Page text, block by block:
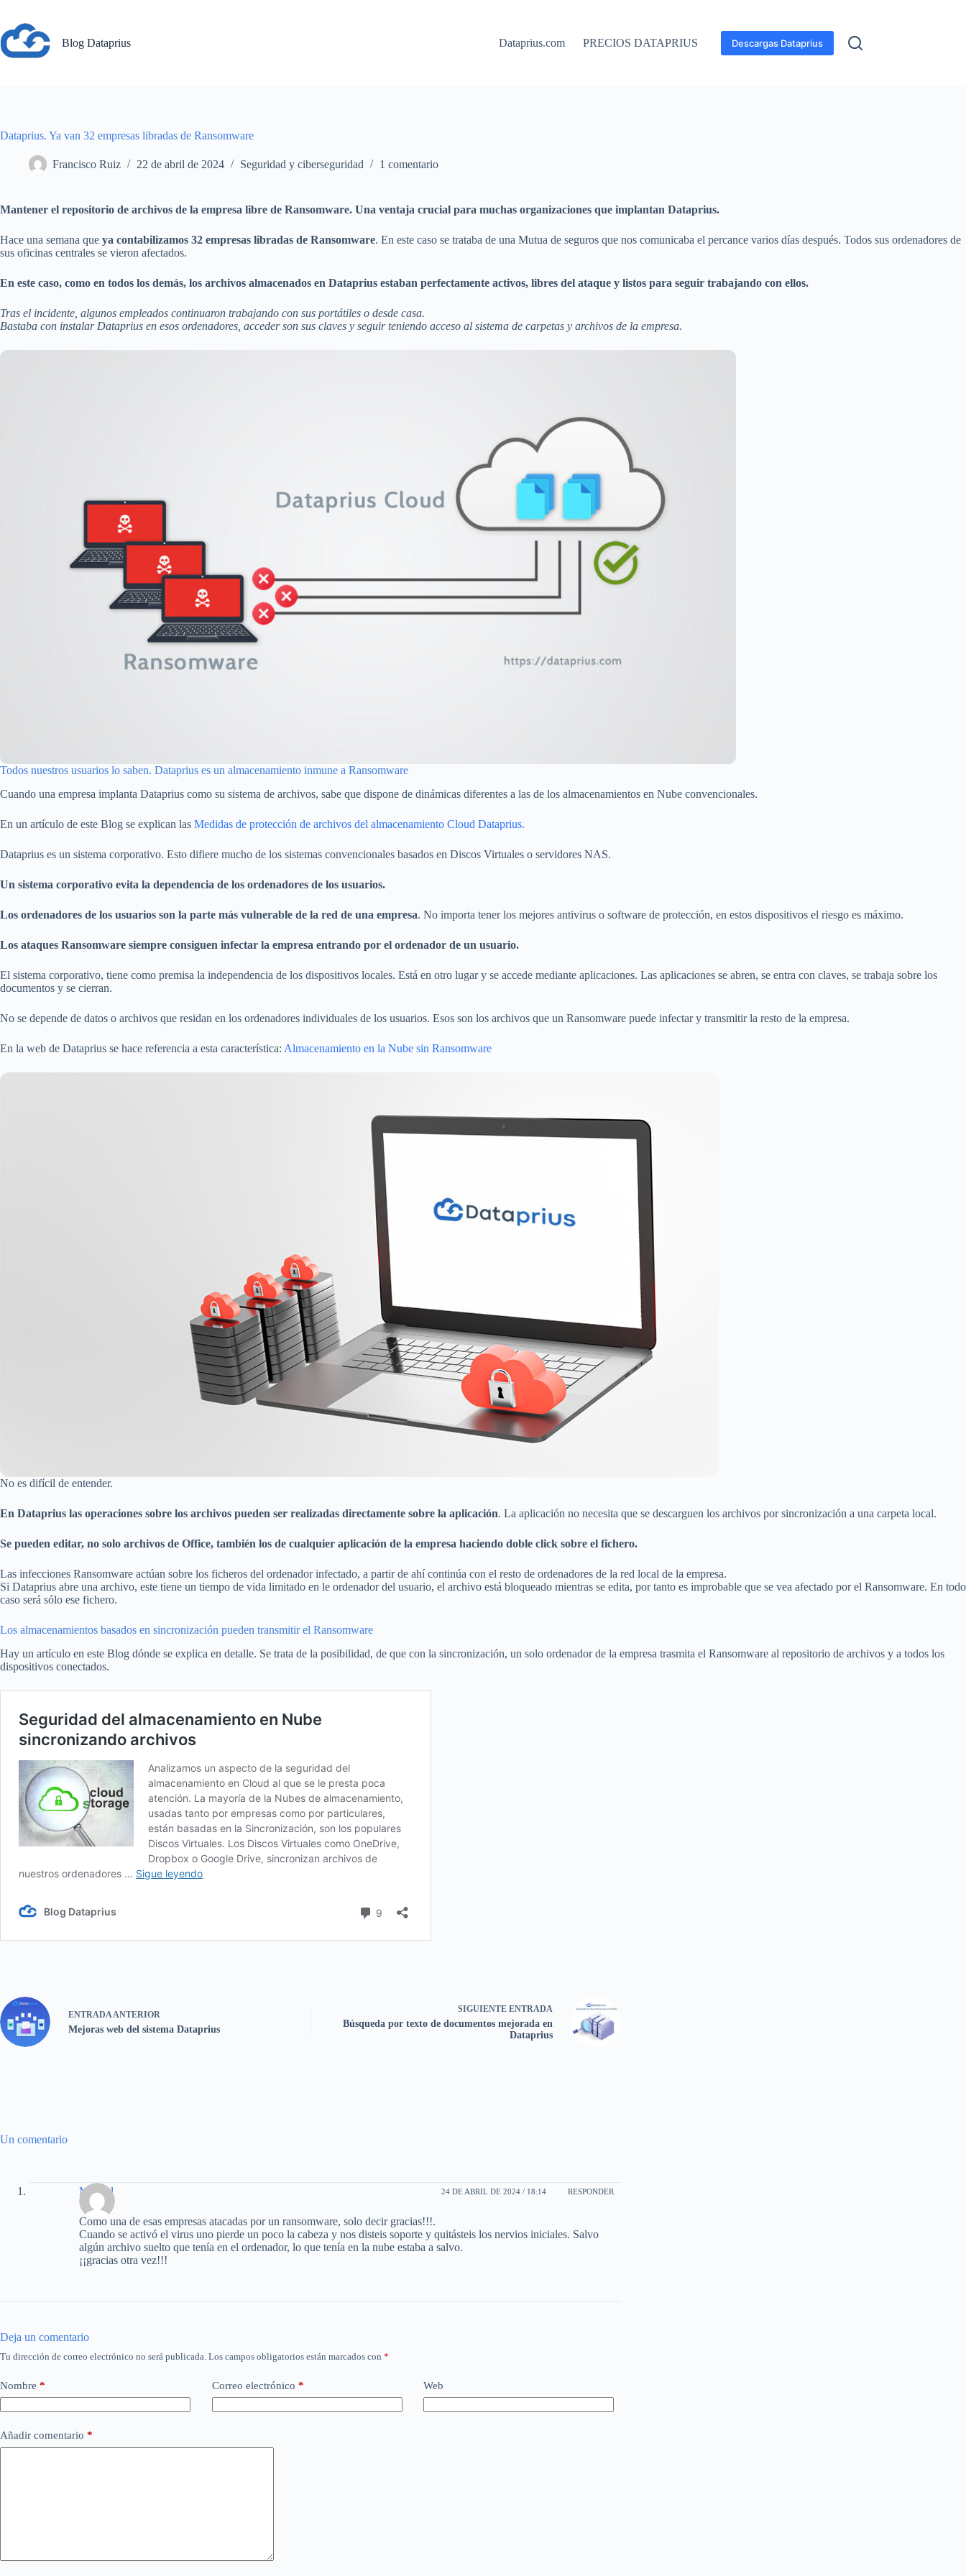
contenido
Blog Dataprius
Dataprius.com PRECIOS DATAPRIUS Descargas Dataprius
Dataprius. Ya van 32 empresas libradas de Ransomware
Francisco Ruiz 22 de abril de 2024 Seguridad y ciberseguridad 1 comentario
Mantener el repositorio de archivos de la empresa libre de Ransomware. Una ventaja crucial para muchas organizaciones que implantan Dataprius.
Hace una semana que ya contabilizamos 32 empresas libradas de Ransomware. En este caso se trataba de una Mutua de seguros que nos comunicaba el percance varios días después. Todos sus ordenadores de
sus oficinas centrales se vieron afectados.
En este caso, como en todos los demás, los archivos almacenados en Dataprius estaban perfectamente activos, libres del ataque y listos para seguir trabajando con ellos.
Tras el incidente, algunos empleados continuaron trabajando con sus portátiles o desde casa.
Bastaba con instalar Dataprius en esos ordenadores, acceder son sus claves y seguir teniendo acceso al sistema de carpetas y archivos de la empresa.
Todos nuestros usuarios lo saben. Dataprius es un almacenamiento inmune a Ransomware
Cuando una empresa implanta Dataprius como su sistema de archivos, sabe que dispone de dinámicas diferentes a las de los almacenamientos en Nube convencionales.
En un artículo de este Blog se explican las Medidas de protección de archivos del almacenamiento Cloud Dataprius.
Dataprius es un sistema corporativo. Esto difiere mucho de los sistemas convencionales basados en Discos Virtuales o servidores NAS.
Un sistema corporativo evita la dependencia de los ordenadores de los usuarios.
Los ordenadores de los usuarios son la parte más vulnerable de la red de una empresa. No importa tener los mejores antivirus o software de protección, en estos dispositivos el riesgo es máximo.
Los ataques Ransomware siempre consiguen infectar la empresa entrando por el ordenador de un usuario.
El sistema corporativo, tiene como premisa la independencia de los dispositivos locales. Está en otro lugar y se accede mediante aplicaciones. Las aplicaciones se abren, se entra con claves, se trabaja sobre los
documentos y se cierran.
No se depende de datos o archivos que residan en los ordenadores individuales de los usuarios. Esos son los archivos que un Ransomware puede infectar y transmitir la resto de la empresa.
En la web de Dataprius se hace referencia a esta característica: Almacenamiento en la Nube sin Ransomware
No es difícil de entender.
En Dataprius las operaciones sobre los archivos pueden ser realizadas directamente sobre la aplicación. La aplicación no necesita que se descarguen los archivos por sincronización a una carpeta local.
Se pueden editar, no solo archivos de Office, también los de cualquier aplicación de la empresa haciendo doble click sobre el fichero.
Las infecciones Ransomware actúan sobre los ficheros del ordenador infectado, a partir de ahí continúa con el resto de ordenadores de la red local de la empresa.
Si Dataprius abre una archivo, este tiene un tiempo de vida limitado en le ordenador del usuario, el archivo está bloqueado mientras se edita, por tanto es improbable que se vea afectado por el Ransomware. En todo
caso será sólo ese fichero.
Los almacenamientos basados en sincronización pueden transmitir el Ransomware
Hay un artículo en este Blog dónde se explica en detalle. Se trata de la posibilidad, de que con la sincronización, un solo ordenador de la empresa trasmita el Ransomware al repositorio de archivos y a todos los
dispositivos conectados.
ENTRADAANTERIOR
Mejoras web del sistema Dataprius
SIGUIENTE ENTRADA
Búsqueda por texto de documentos mejorada en
Dataprius
Un comentario
Manuel 24 DE ABRIL DE 2024 / 18:14 RESPONDER
Como una de esas empresas atacadas por un ransomware, solo decir gracias!!!.
Cuando se activó el virus uno pierde un poco la cabeza y nos disteis soporte y quitásteis los nervios iniciales. Salvo
algún archivo suelto que tenía en el ordenador, lo que tenía en la nube estaba a salvo.
¡¡gracias otra vez!!!
Deja un comentario
Tu dirección de correo electrónico no será publicada. Los campos obligatorios están marcados con *
Nombre * Correo electrónico * Web
Añadir comentario *